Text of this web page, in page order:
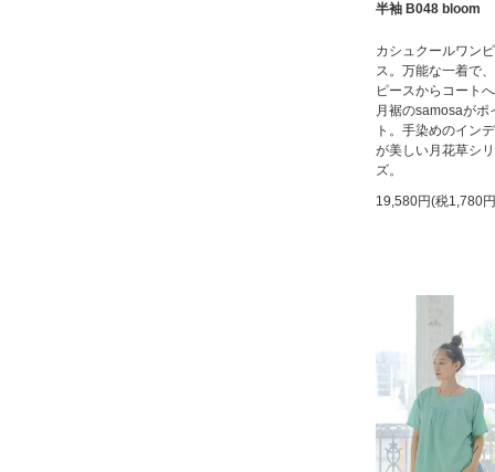
半袖 B048 bloom
カシュクールワン
ス。万能な一着で
ピースからコート
月裾のsamosaがポ
ト。手染めのイン
が美しい月花草シ
ズ。
19,580円(税1,780